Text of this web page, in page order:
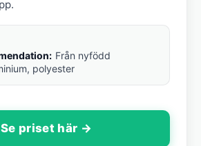
Från nyfödd
polyester
Se priset här →